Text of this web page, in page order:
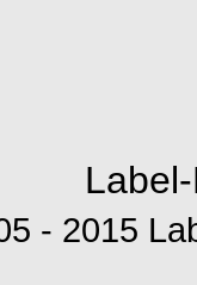
- 2015